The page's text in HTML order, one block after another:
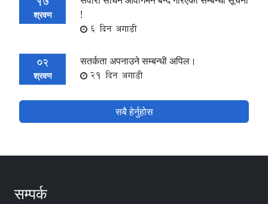
श्रवण
!
6 दिन अगाडी
02
श्रवण
सतर्कता अपनाउने सम्बन्धी अपिल।
21 दिन अगाडी
सबै हेर्नुहोस
सम्पर्क